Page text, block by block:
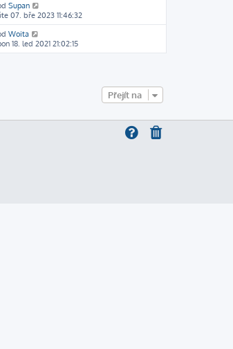
Supan
07. bře 2023 11:46:32
Woita
18. led 2021 21:02:15
Přejít na